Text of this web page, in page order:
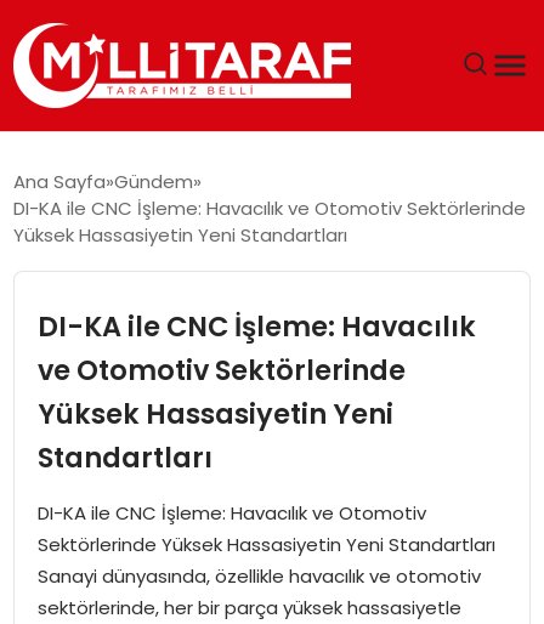
ÖZEL SAYFALAR
SPOR
MAGAZIN
Ana Sayfa Gündem
DI-KA ile CNC İşleme: Havacılık ve Otomotiv Sektörlerinde
Yüksek Hassasiyetin Yeni Standartları
DI-KA ile CNC İşleme: Havacılık
ve Otomotiv Sektörlerinde
Yüksek Hassasiyetin Yeni
Standartları
DI-KA ile CNC İşleme: Havacılık ve Otomotiv
Sektörlerinde Yüksek Hassasiyetin Yeni Standartları
Sanayi dünyasında, özellikle havacılık ve otomotiv
sektörlerinde, her bir parça yüksek hassasiyetle